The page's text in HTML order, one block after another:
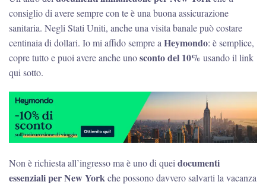
consiglio di avere sempre con te è una buona assicurazione
sanitaria. Negli Stati Uniti, anche una visita banale può costare
centinaia di dollari. Io mi affido sempre a Heymondo: è semplice,
copre tutto e puoi avere anche unosconto del 10% usando il link
qui sotto.
Non è richiesta all’ingresso ma è uno di quei documenti
essenziali per New Yorkche possono davvero salvarti la vacanza